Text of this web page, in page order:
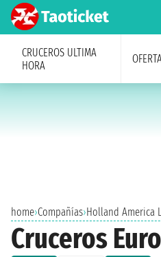
CRUCEROS ULTIMA
HORA
home›Compañías›Holland America
Cruceros